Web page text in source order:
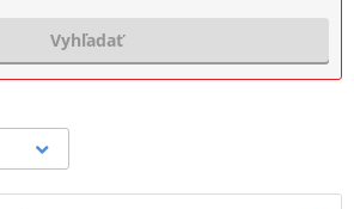
Vyhľadať